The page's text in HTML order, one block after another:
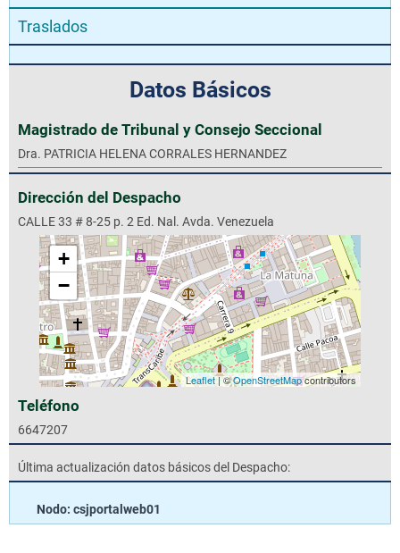
Traslados
Datos Básicos
Magistrado de Tribunal y Consejo Seccional
Dra. PATRICIA HELENA CORRALES HERNANDEZ
Dirección del Despacho
CALLE 33 # 8-25 p. 2 Ed. Nal. Avda. Venezuela
+
−
Leaflet| ©OpenStreetMapcontributors
Teléfono
6647207
Última actualización datos básicos del Despacho:
Nodo: csjportalweb01